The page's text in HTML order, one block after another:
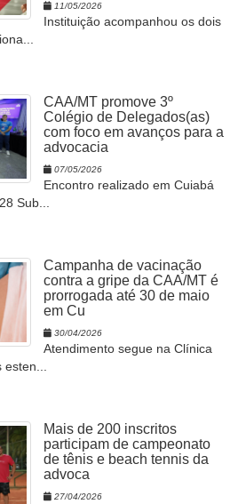
11/05/2026
Instituição acompanhou os dois
CAA/MT promove 3º
Colégio de Delegados(as)
com foco em avanços para a
advocacia
07/05/2026
Encontro realizado em Cuiabá
Sub...
Campanha de vacinação
contra a gripe da CAA/MT é
prorrogada até 30 de maio
em Cu
30/04/2026
Atendimento segue na Clínica
Mais de 200 inscritos
participam de campeonato
de tênis e beach tennis da
advoca
27/04/2026